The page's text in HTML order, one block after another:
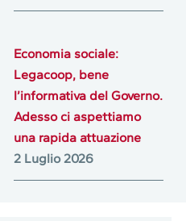
Economia sociale:
Legacoop, bene
l’informativa del Governo.
Adesso ci aspettiamo
una rapida attuazione
2 Luglio 2026